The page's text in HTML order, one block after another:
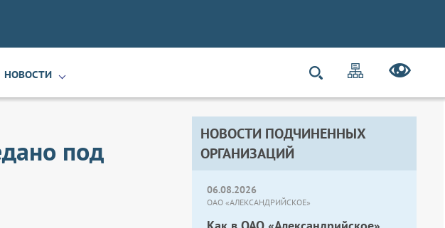
НОВОСТИ
НОВОСТИ ПОДЧИНЕННЫХ
ОРГАНИЗАЦИЙ
06.08.2026
ОАО «АЛЕКСАНДРИЙСКОЕ»
под